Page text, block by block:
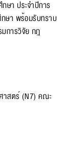
ษา ประจำปีการ
ษา พร้อมรับทราบ
การวิจัย กฎ
าสตร์ (N7) คณะ